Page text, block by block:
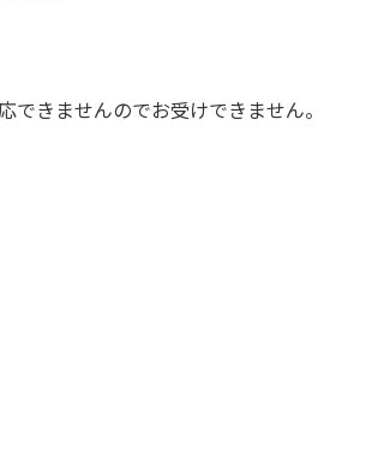
きませんのでお受けできません。